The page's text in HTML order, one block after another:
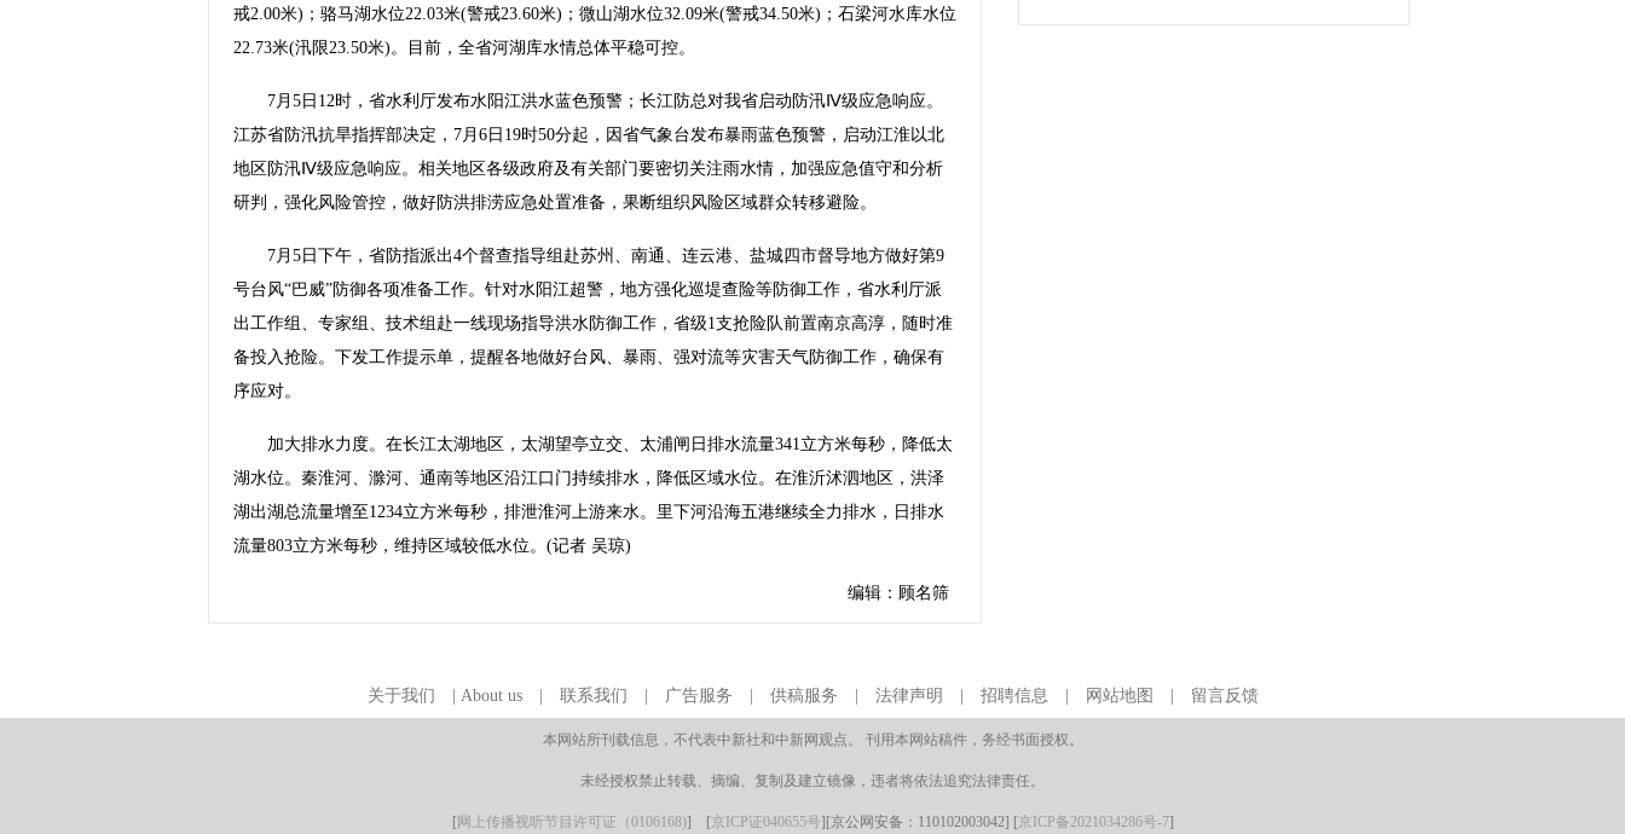
戒2.00米)；骆马湖水位22.03米(警戒23.60米)；微山湖水位32.09米(警戒34.50米)；石梁河水库水位
22.73米(汛限23.50米)。目前，全省河湖库水情总体平稳可控。
7月5日12时，省水利厅发布水阳江洪水蓝色预警；长江防总对我省启动防汛Ⅳ级应急响应。
江苏省防汛抗旱指挥部决定，7月6日19时50分起，因省气象台发布暴雨蓝色预警，启动江淮以北
地区防汛Ⅳ级应急响应。相关地区各级政府及有关部门要密切关注雨水情，加强应急值守和分析
研判，强化风险管控，做好防洪排涝应急处置准备，果断组织风险区域群众转移避险。
7月5日下午，省防指派出4个督查指导组赴苏州、南通、连云港、盐城四市督导地方做好第9
号台风“巴威”防御各项准备工作。针对水阳江超警，地方强化巡堤查险等防御工作，省水利厅派
出工作组、专家组、技术组赴一线现场指导洪水防御工作，省级1支抢险队前置南京高淳，随时准
备投入抢险。下发工作提示单，提醒各地做好台风、暴雨、强对流等灾害天气防御工作，确保有
序应对。
加大排水力度。在长江太湖地区，太湖望亭立交、太浦闸日排水流量341立方米每秒，降低太
湖水位。秦淮河、滁河、通南等地区沿江口门持续排水，降低区域水位。在淮沂沭泗地区，洪泽
湖出湖总流量增至1234立方米每秒，排泄淮河上游来水。里下河沿海五港继续全力排水，日排水
流量803立方米每秒，维持区域较低水位。(记者 吴琼)
编辑：顾名筛
关于我们 About us| 联系我们 广告服务 供稿服务 法律声明 招聘信息 网站地图 留言反馈
本网站所刊载信息，不代表中新社和中新网观点。 刊用本网站稿件，务经书面授权。
未经授权禁止转载、摘编、复制及建立镜像，违者将依法追究法律责任。
[网上传播视听节目许可证（0106168)] [京ICP证040655号][京公网安备：110102003042] [京ICP备2021034286号-7]